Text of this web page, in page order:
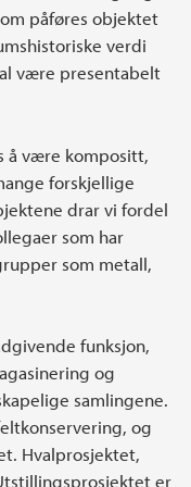
påføres objektet
verdi
være presentabelt
å være kompositt,
forskjellige
drar vi fordel
som har
som metall,
funksjon,
og
samlingene.
og
Hvalprosjektet,
er